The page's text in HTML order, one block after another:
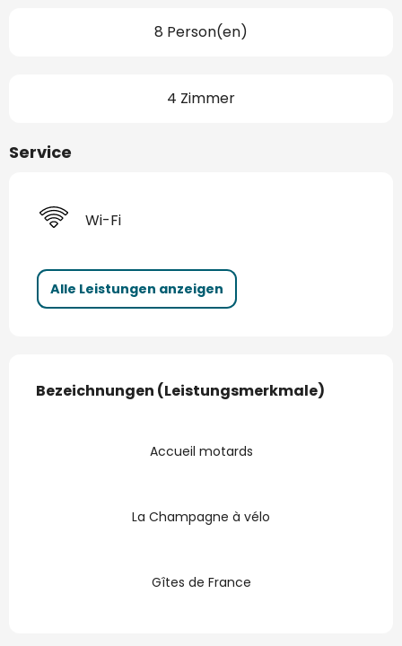
8 Person(en)
4 Zimmer
Service
Wi-Fi
Alle Leistungen anzeigen
Bezeichnungen (Leistungsmerkmale)
Bezeichnungen (Leistungsmerkmale)
Accueil motards
La Champagne à vélo
Gîtes de France